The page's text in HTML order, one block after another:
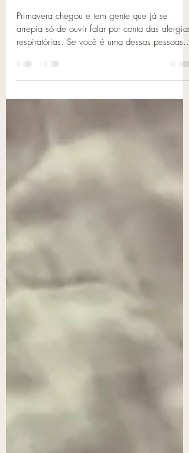
Alergias Respiratórias, acabe
com elas
Primavera chegou e tem gente que já se
arrepia só de ouvir falar por conta das alergias